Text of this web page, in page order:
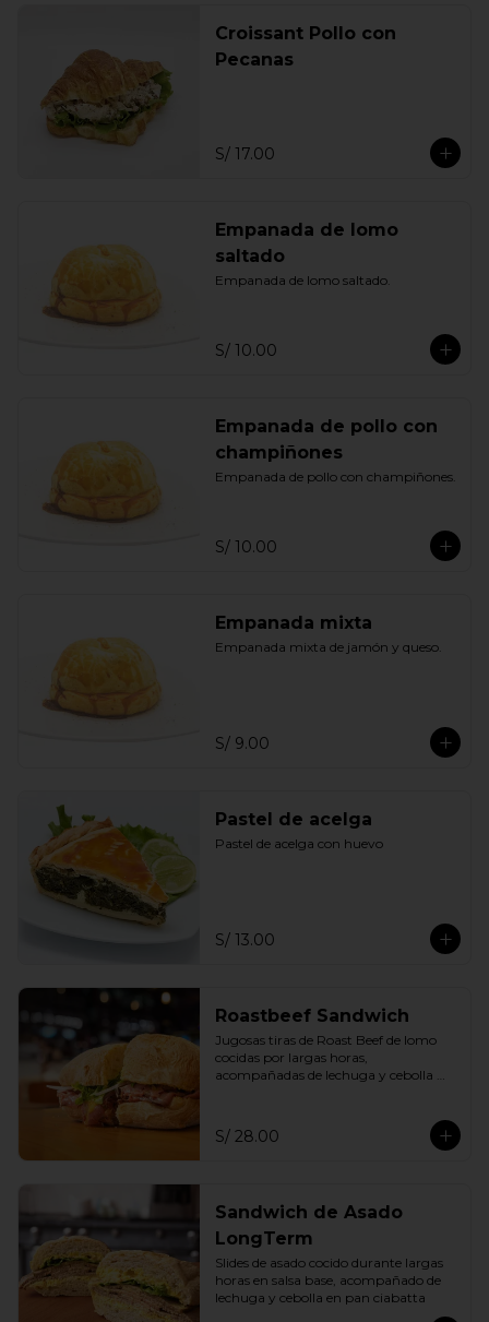
Croissant Pollo con
Pecanas
S/ 17.00
Empanada de lomo
saltado
Empanada de lomo saltado.
S/ 10.00
Empanada de pollo con
champiñones
Empanada de pollo con champiñones.
S/ 10.00
Empanada mixta
Empanada mixta de jamón y queso.
S/ 9.00
Pastel de acelga
Pastel de acelga con huevo
S/ 13.00
Roastbeef Sandwich
Jugosas tiras de Roast Beef de lomo
cocidas por largas horas,
acompañadas de lechuga y cebolla
S/ 28.00
Sandwich de Asado
LongTerm
Slides de asado cocido durante largas
horas en salsa base, acompañado de
lechuga y cebolla en pan ciabatta